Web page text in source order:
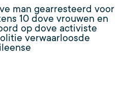
man gearresteerd voor
10 dove vrouwen en
op dove activiste
verwaarloosde